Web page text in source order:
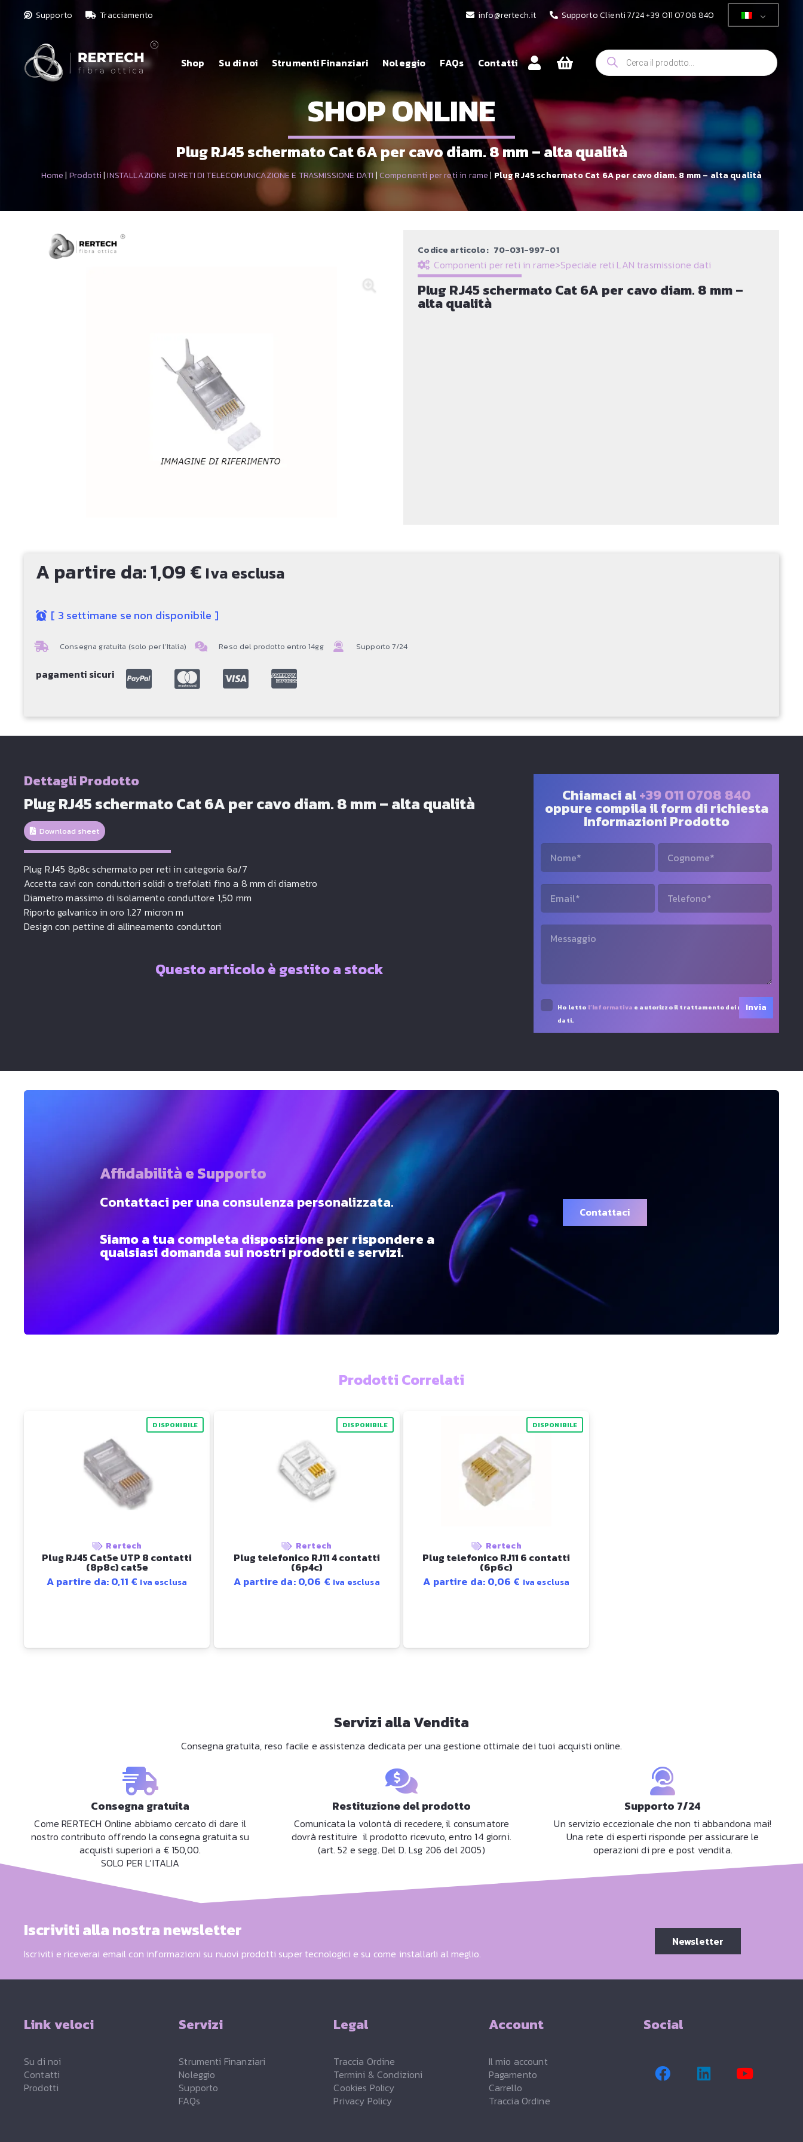
Supporto Tracciamento info@rertech.it Supporto Clienti 7/24 +39 011 0708 840
Shop Su di noi Strumenti Finanziari Noleggio FAQs Contatti Ricerca
prodotti
SHOP ONLINE
Plug RJ45 schermato Cat 6A per cavo diam. 8 mm – alta qualità
Home| Prodotti|INSTALLAZIONE DI RETI DI TELECOMUNICAZIONE E TRASMISSIONE DATI |Componenti per reti in rame| Plug RJ45 schermato Cat 6A per cavo diam. 8 mm – alta qualità
Codice articolo: 70-031-997-01
Componenti per reti in rame>Speciale reti LAN trasmissione dati
Plug RJ45 schermato Cat 6A per cavo diam. 8 mm –
alta qualità
A partire da:1,09€ Iva esclusa
[ 3 settimane se non disponibile ]
Consegna gratuita (solo per l’Italia) Reso del prodotto entro 14gg Supporto 7/24
pagamenti sicuri
Dettagli Prodotto
Plug RJ45 schermato Cat 6A per cavo diam. 8 mm – alta qualità
Download sheet
Plug RJ45 8p8c schermato per reti in categoria 6a/7
Accetta cavi con conduttori solidi o trefolati fino a 8 mm di diametro
Diametro massimo di isolamento conduttore 1,50 mm
Riporto galvanico in oro 1.27 micron m
Design con pettine di allineamento conduttori
Questo articolo è gestito a stock
Chiamaci al+39 011 0708 840
oppure compila il form di richiesta
Informazioni Prodotto
Ho letto l’Informativa e autorizzo il trattamento dei miei
dati.
Affidabilità e Supporto
Contattaci per una consulenza personalizzata.
Siamo a tua completa disposizione per rispondere a
qualsiasi domanda sui nostri prodotti e servizi.
Contattaci
Prodotti Correlati
DISPONIBILE
Rertech
Plug RJ45 Cat5e UTP 8 contatti
(8p8c) cat5e
A partire da:0,11 € Iva esclusa
DISPONIBILE
Rertech
Plug telefonico RJ11 4 contatti
(6p4c)
A partire da:0,06 € Iva esclusa
DISPONIBILE
Rertech
Plug telefonico RJ11 6 contatti
(6p6c)
A partire da:0,06 € Iva esclusa
Servizi alla Vendita
Consegna gratuita, reso facile e assistenza dedicata per una gestione ottimale dei tuoi acquisti online.
Consegna gratuita
Come RERTECH Online abbiamo cercato di dare il
nostro contributo offrendo la consegna gratuita su
acquisti superiori a € 150,00.
SOLO PER L’ITALIA
Restituzione del prodotto
Comunicata la volontà di recedere, il consumatore
dovrà restituire il prodotto ricevuto, entro 14 giorni.
(art. 52 e segg. Del D. Lsg 206 del 2005)
Supporto 7/24
Un servizio eccezionale che non ti abbandona mai!
Una rete di esperti risponde per assicurare le
operazioni di pre e post vendita.
Iscriviti alla nostra newsletter
Iscriviti e riceverai email con informazioni su nuovi prodotti super tecnologici e su come installarli al meglio.
Newsletter
Link veloci
Su di noi
Contatti
Prodotti
Servizi
Strumenti Finanziari
Noleggio
Supporto
FAQs
Legal
Traccia Ordine
Termini & Condizioni
Cookies Policy
Privacy Policy
Account
Il mio account
Pagamento
Carrello
Traccia Ordine
Social